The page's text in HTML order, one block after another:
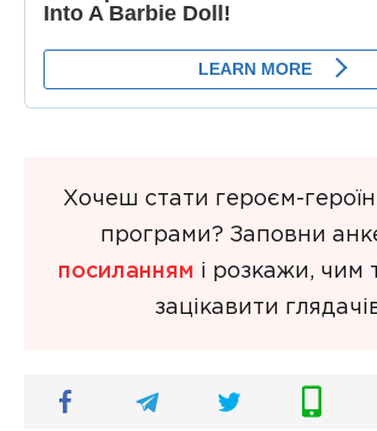
Хочеш стати героєм-
програми? Заповни
посиланням і розкажи,
зацікавити